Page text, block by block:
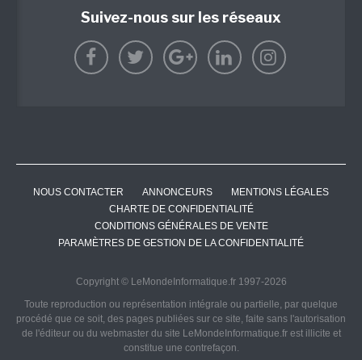
Suivez-nous sur les réseaux
NOUS CONTACTER ANNONCEURS
MENTIONS LÉGALES
CHARTE DE CONFIDENTIALITÉ
CONDITIONS GÉNÉRALES DE VENTE
PARAMÈTRES DE GESTION DE LA CONFIDENTIALITÉ
Copyright © LeMondeInformatique.fr 1997-2026
Toute reproduction ou représentation intégrale ou partielle, par quelque
procédé que ce soit, des pages publiées sur ce site, faite sans l'autorisation
de l'éditeur ou du webmaster du site LeMondeInformatique.fr est illicite et
constitue une contrefaçon.